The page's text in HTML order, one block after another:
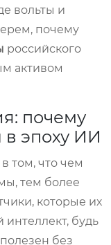
вольты и
почему
российского
активом
почему
эпоху ИИ
том, что чем
тем более
которые их
будь
без